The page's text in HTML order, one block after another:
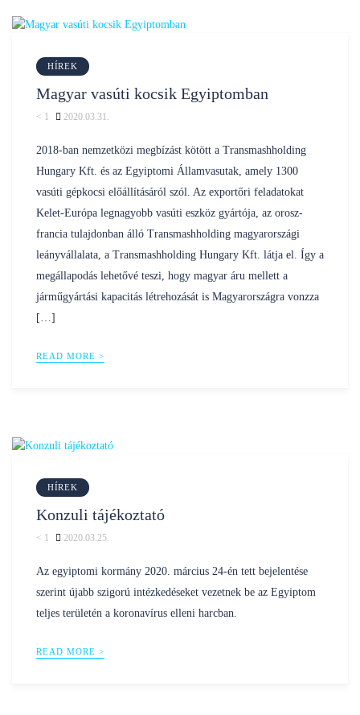
HÍREK
Magyar vasúti kocsik Egyiptomban
< 1
2020.03.31.
by
2018-ban nemzetközi megbízást kötött a Transmashholding
Hungary Kft. és az Egyiptomi Államvasutak, amely 1300
vasúti gépkocsi előállításáról szól. Az exportőri feladatokat
Kelet-Európa legnagyobb vasúti eszköz gyártója, az orosz-
francia tulajdonban álló Transmashholding magyarországi
leányvállalata, a Transmashholding Hungary Kft. látja el. Így a
megállapodás lehetővé teszi, hogy magyar áru mellett a
járműgyártási kapacitás létrehozását is Magyarországra vonzza
[…]
READ MORE >
HÍREK
Konzuli tájékoztató
< 1
2020.03.25.
Az egyiptomi kormány 2020. március 24-én tett bejelentése
szerint újabb szigorú intézkedéseket vezetnek be az Egyiptom
teljes területén a koronavírus elleni harcban.
READ MORE >